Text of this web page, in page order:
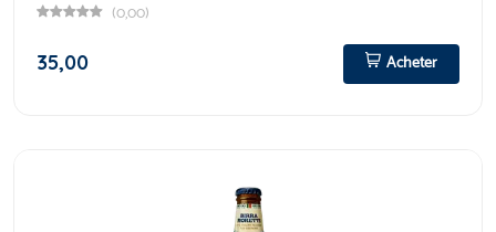
(0,00)
35,00
Acheter